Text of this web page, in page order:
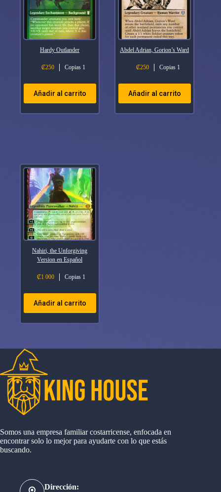
Hardy Outlander
₡250 Copias 1
Añadir al carrito
Abdel Adrian, Gorion’s Ward
₡250 Copias 1
Añadir al carrito
Nahiri, the Unforgiving
Version en Español
₡1 000 Copias 1
Añadir al carrito
Somos una empresa familiar costarricense, enfocada en
encontrar solo lo mejor para ayudarte con lo que estás
buscando.
Dirección: